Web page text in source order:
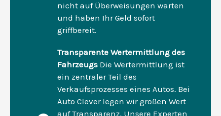
nicht auf Überweisungen warten
und haben Ihr Geld sofort
griffbereit.
Transparente Wertermittlung des
Fahrzeugs Die Wertermittlung ist
ein zentraler Teil des
Verkaufsprozesses eines Autos. Bei
Auto Clever legen wir großen Wert
auf Transparenz. Unsere Experten